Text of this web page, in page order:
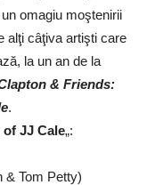
omagiu moştenirii
alţi câţiva artişti care
la un an de la
& Friends:
.
JJ Cale„:
& Tom Petty)